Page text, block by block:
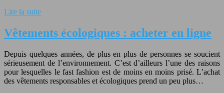
Lire la suite
Vêtements écologiques : acheter en ligne
Depuis quelques années, de plus en plus de personnes se soucient
sérieusement de l’environnement. C’est d’ailleurs l’une des raisons
pour lesquelles le fast fashion est de moins en moins prisé. L’achat
des vêtements responsables et écologiques prend un peu plus…